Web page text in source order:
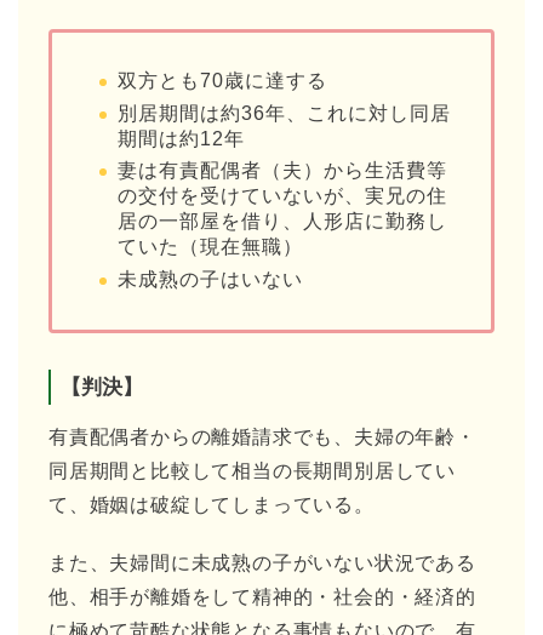
双方とも70歳に達する
別居期間は約36年、これに対し同居
期間は約12年
妻は有責配偶者（夫）から生活費等
の交付を受けていないが、実兄の住
居の一部屋を借り、人形店に勤務し
ていた（現在無職）
未成熟の子はいない
【判決】
有責配偶者からの離婚請求でも、夫婦の年齢・
同居期間と比較して相当の長期間別居してい
て、婚姻は破綻してしまっている。
また、夫婦間に未成熟の子がいない状況である
他、相手が離婚をして精神的・社会的・経済的
に極めて苛酷な状態となる事情もないので、有